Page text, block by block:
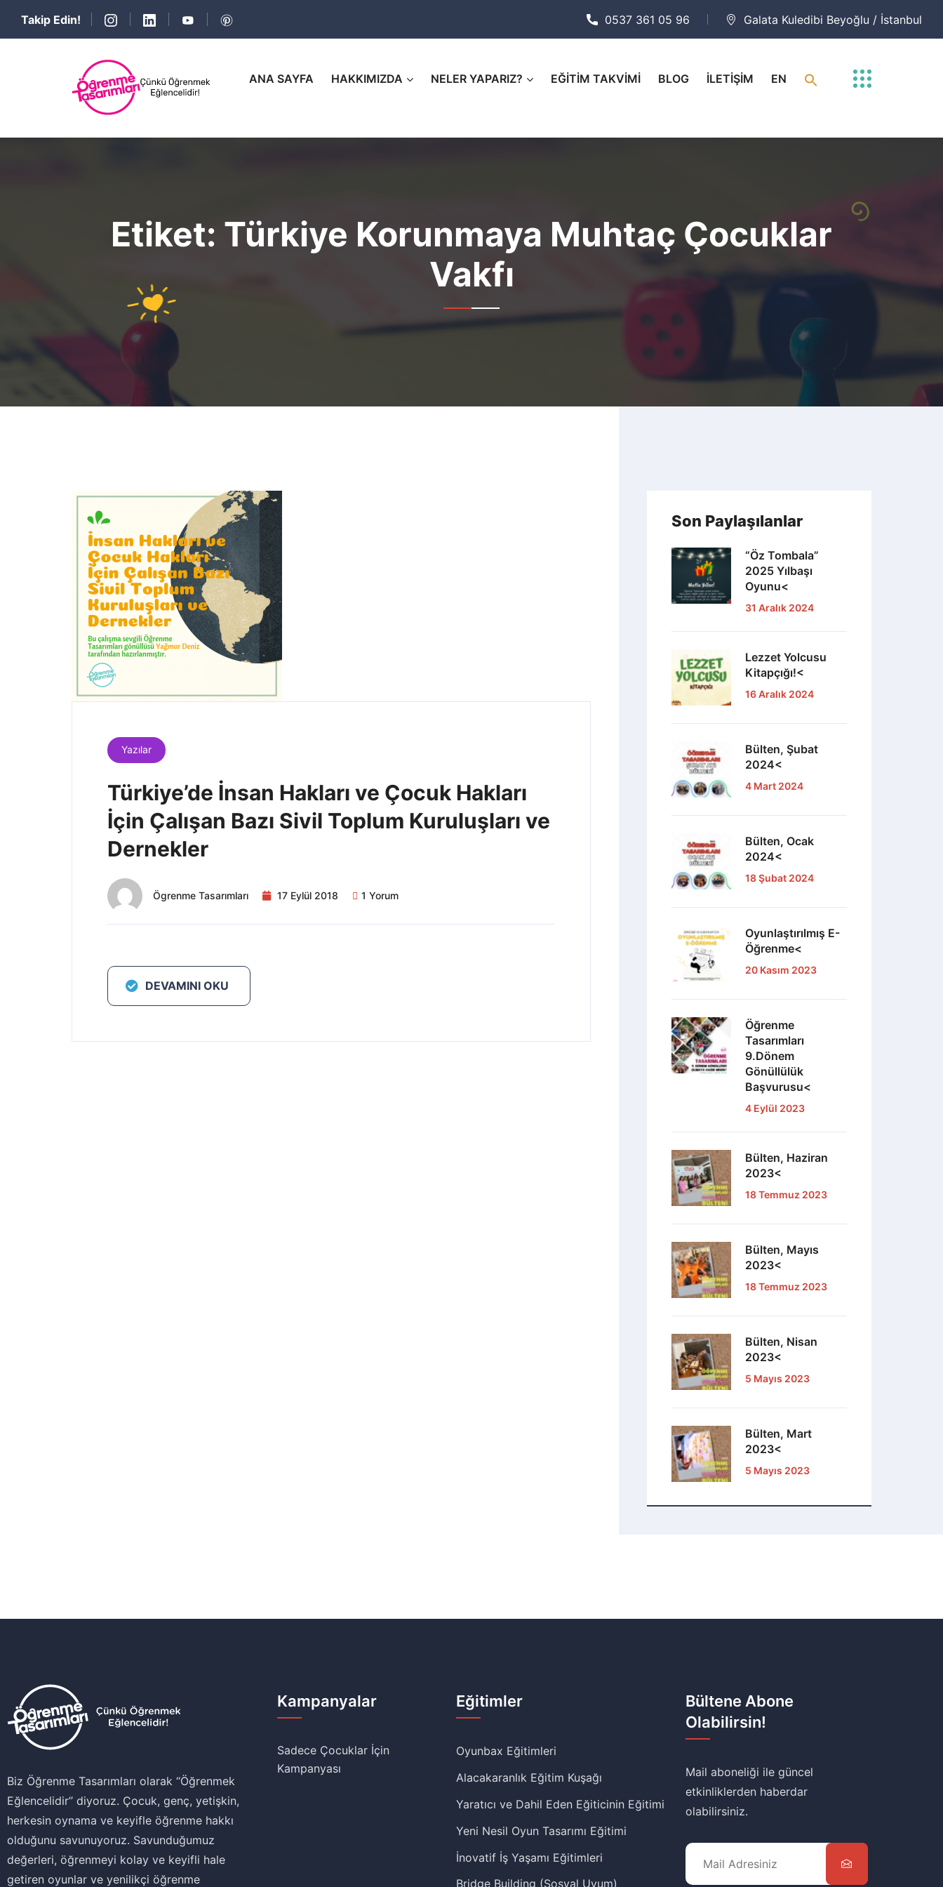
Takip Edin! 0537 361 05 96 Galata Kuledibi Beyoğlu / İstanbul
ANA SAYFA HAKKIMIZDA NELER YAPARIZ? EĞİTİM TAKVİMİ BLOG İLETİŞİM EN
Etiket: Türkiye Korunmaya Muhtaç Çocuklar
Vakfı
Yazılar
Türkiye’de İnsan Hakları ve Çocuk Hakları
İçin Çalışan Bazı Sivil Toplum Kuruluşları ve
Dernekler
Ögrenme Tasarımları 17 Eylül 2018 1 Yorum
DEVAMINI OKU
Son Paylaşılanlar
“Öz Tombala”
2025 Yılbaşı
Oyunu<
31 Aralık 2024
Lezzet Yolcusu
Kitapçığı!<
16 Aralık 2024
Bülten, Şubat
2024<
4 Mart 2024
Bülten, Ocak
2024<
18 Şubat 2024
Oyunlaştırılmış E-
Öğrenme<
20 Kasım 2023
Öğrenme
Tasarımları
9.Dönem
Gönüllülük
Başvurusu<
4 Eylül 2023
Bülten, Haziran
2023<
18 Temmuz 2023
Bülten, Mayıs
2023<
18 Temmuz 2023
Bülten, Nisan
2023<
5 Mayıs 2023
Bülten, Mart
2023<
5 Mayıs 2023
Biz Öğrenme Tasarımları olarak ‘‘Öğrenmek
Eğlencelidir’’ diyoruz. Çocuk, genç, yetişkin,
herkesin oynama ve keyifle öğrenme hakkı
olduğunu savunuyoruz. Savunduğumuz
değerleri, öğrenmeyi kolay ve keyifli hale
getiren oyunlar ve yenilikçi öğrenme
Kampanyalar
Sadece Çocuklar İçin
Kampanyası
Eğitimler
Oyunbax Eğitimleri
Alacakaranlık Eğitim Kuşağı
Yaratıcı ve Dahil Eden Eğiticinin Eğitimi
Yeni Nesil Oyun Tasarımı Eğitimi
İnovatif İş Yaşamı Eğitimleri
Bridge Building (Sosyal Uyum)
Bültene Abone
Olabilirsin!
Mail aboneliği ile güncel
etkinliklerden haberdar
olabilirsiniz.